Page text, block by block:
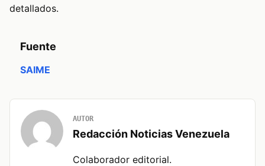
detallados.
Fuente
SAIME
AUTOR
Redacción Noticias Venezuela
Colaborador editorial.